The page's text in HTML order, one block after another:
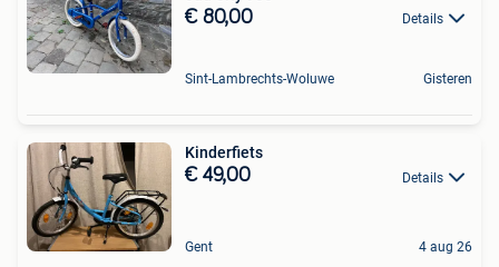
€ 80,00 Details
Sint-Lambrechts-Woluwe Gisteren
Kinderfiets
€ 49,00 Details
Gent 4 aug 26